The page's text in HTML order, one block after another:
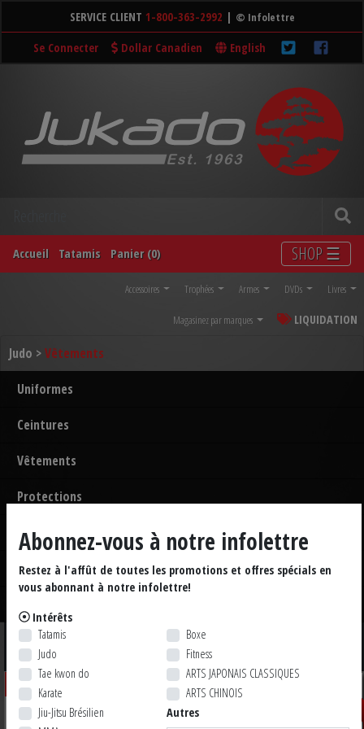
SERVICE CLIENT 1-800-363-2992 | © Infolettre
English
Dollar Canadien
Se Connecter
Accueil Tatamis Panier (0) SHOP ☰
Livres
DVDs
Armes
Trophées
Accessoires
LIQUIDATION
Magasinez par marques
Judo >Vêtements
Uniformes
Ceintures
Vêtements
Protections
Accessoires
Approuvé FIJ
Rabais 60% LIQUIDATION Rabais 60% LIQUIDATION
Abonnez-vous à notre infolettre
Restez à l'affût de toutes les promotions et offres spécials en
vous abonnant à notre infolettre!
Intérêts
Tatamis
Judo
Tae kwon do
Karate
Jiu-Jitsu Brésilien
Boxe
Fitness
ARTS JAPONAIS CLASSIQUES
ARTS CHINOIS
Autres